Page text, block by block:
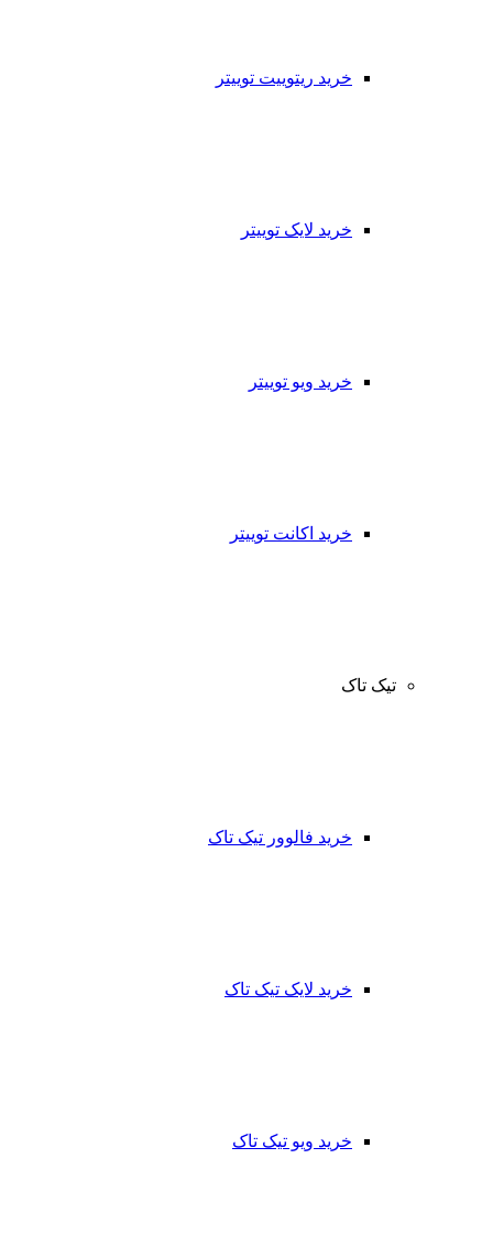
خرید ریتوییت توییتر
خرید لایک توییتر
خرید ویو توییتر
خرید اکانت توییتر
تیک تاک
خرید فالوور تیک تاک
خرید لایک تیک تاک
خرید ویو تیک تاک